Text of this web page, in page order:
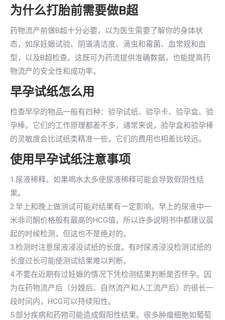
为什么打胎前需要做B超
药物流产前做B超十分必要，以为医生需要了解你的身体状
态，如尿妊娠试验、阴道清洁度、滴虫和霉菌、血常规和血
型，以及B超检查。这既可为药流提供准确数据，也能提高药
物流产的安全性和成功率。
早孕试纸怎么用
检查早孕的物品一般有四种：验孕试纸、验孕卡、验孕盒、验
孕棒。它们的工作原理都差不多，通常来说，验孕盒和验孕棒
的灵敏度会比试纸类精准一些，它们的费用也相差比较远。
使用早孕试纸注意事项
1.尿液稀释。如果喝水太多使尿液稀释可能会导致假阴性结
果。
2.早上和晚上做测试可能对结果有一定影响。早上的尿液中一
米非司酮价格般有最高的HCG值，所以许多说明书中都建议晨
起的时候检测，但这也不是绝对的。
3.检测时注意尿液浸没试纸的长度。有时尿液浸没检测试纸的
长度过长可能使测试结果难以判断。
4.不要在近期有过妊娠的情况下凭检测结果判断是否怀孕。因
为在药物流产后（分娩后、自然流产和人工流产后）的很长一
段时间内，HCG可以持续阳性。
5.部分疾病和药物可能造成假阳性结果。很多肿瘤细胞如葡萄